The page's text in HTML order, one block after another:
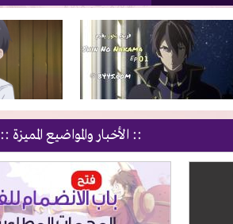
1, 2, 3 & 4of 10
:: الأخبار والمواضيع المميزة ::